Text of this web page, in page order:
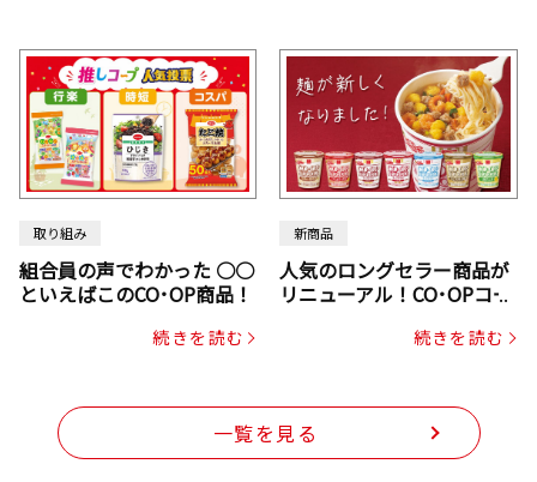
取り組み
組合員の声でわかった ○○
といえばこのCO･OP商品！
続きを読む
新商品
人気のロングセラー商品が
リニューアル！CO･OPコー
続きを読む
一覧を見る